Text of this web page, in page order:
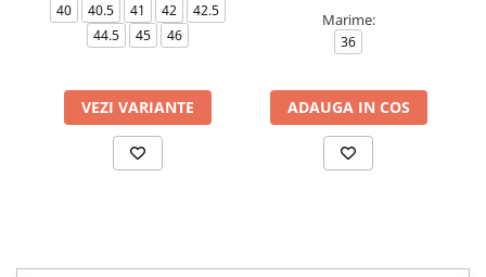
40 40.5 41 42
42.5
44.5
45 46
VEZI VARIANTE
Marime:
36
ADAUGA IN COS